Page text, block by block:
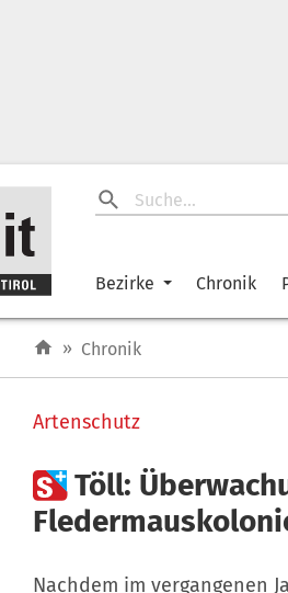
Bezirke Chronik
» Chronik
Artenschutz
Töll:
Nachdem im vergangenen